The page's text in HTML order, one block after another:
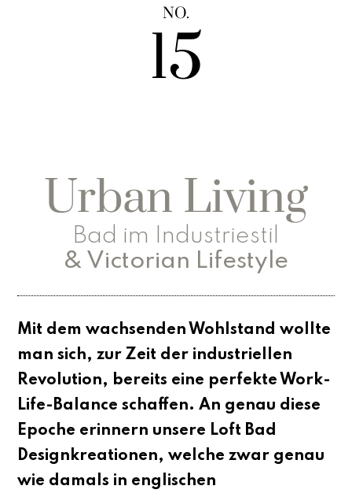
NO.
15
Urban Living
Bad im Industriestil
& Victorian Lifestyle
Mit dem wachsenden Wohlstand wollte
man sich, zur Zeit der industriellen
Revolution, bereits eine perfekte Work-
Life-Balance schaffen. An genau diese
Epoche erinnern unsere Loft Bad
Designkreationen, welche zwar genau
wie damals in englischen